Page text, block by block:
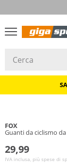
FOX
Guanti da ciclismo
29,99
IVA inclusa, più spese di